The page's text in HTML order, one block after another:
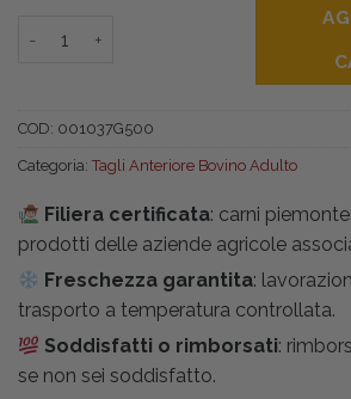
Macinato di Carne di Bovino Adulto
COD: 001037G500
Categoria: Tagli Anteriore Bovino Adulto
Filiera certificata: carni
prodotti delle aziende agricole
Freschezza garantita:
trasporto a temperatura controllata.
Soddisfatti o rimborsati:
se non sei soddisfatto.